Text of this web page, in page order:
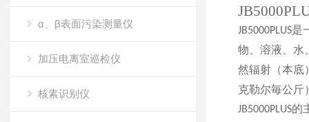
α、β表面污染测量仪
加压电离室巡检仪
核素识别仪
JB5000PLUS是
物、溶液、水
然辐射（本底
克勒尔毎公斤
JB5000PLUS的